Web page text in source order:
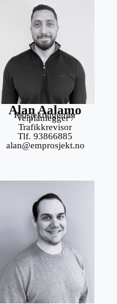
Alan Aalamo
Prosjektingeniør
Veiplanlegger /
Trafikkrevisor
Tlf. 93866885
alan@emprosjekt.no